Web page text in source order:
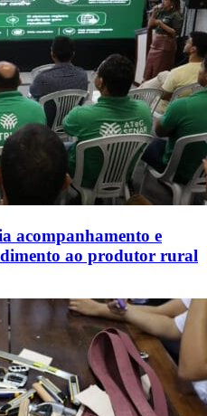
acompanhamento e
ao produtor rural